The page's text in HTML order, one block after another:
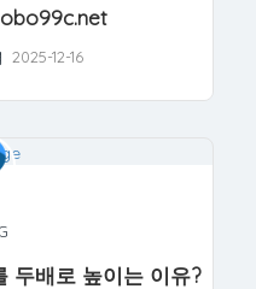
2025-12-16
두배로 높이는 이유?